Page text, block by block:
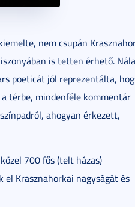
nem csupán
is tetten érhető. Nála
poeticát jól reprezentálta,
térbe, mindenféle kommentár
ahogyan érkezett,
700 fős (telt házas)
el Krasznahorkai nagyságát és